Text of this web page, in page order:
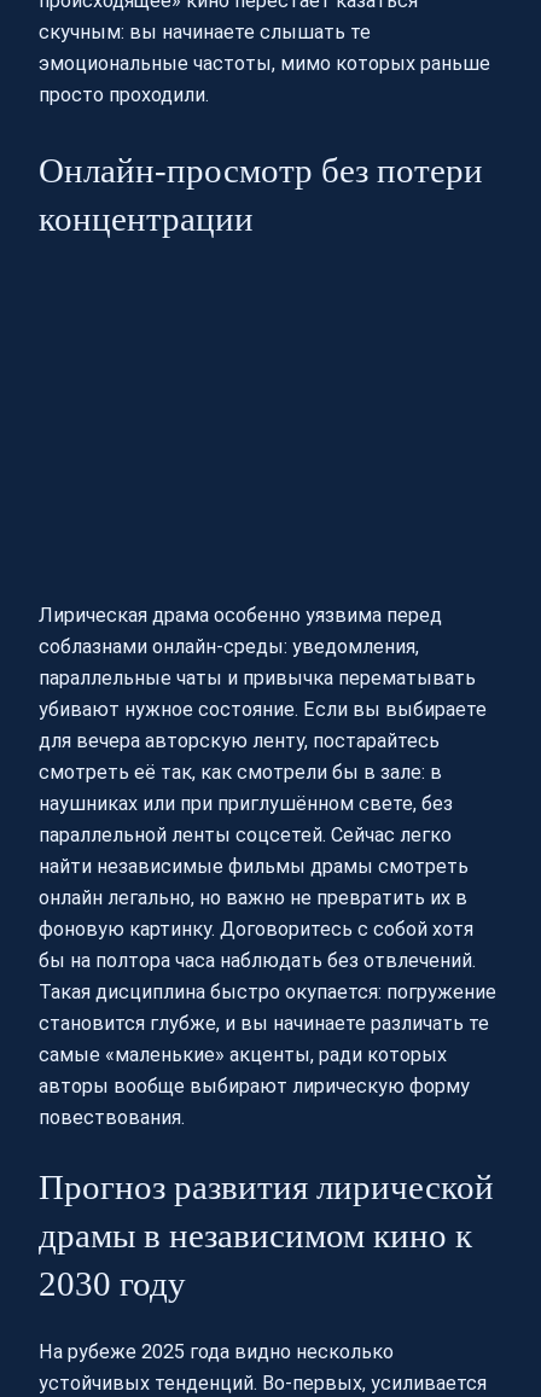
скучным: вы начинаете слышать те
эмоциональные частоты, мимо которых раньше
просто проходили.
Онлайн-просмотр без потери
концентрации
Лирическая драма особенно уязвима перед
соблазнами онлайн-среды: уведомления,
параллельные чаты и привычка перематывать
убивают нужное состояние. Если вы выбираете
для вечера авторскую ленту, постарайтесь
смотреть её так, как смотрели бы в зале: в
наушниках или при приглушённом свете, без
параллельной ленты соцсетей. Сейчас легко
найти независимые фильмы драмы смотреть
онлайн легально, но важно не превратить их в
фоновую картинку. Договоритесь с собой хотя
бы на полтора часа наблюдать без отвлечений.
Такая дисциплина быстро окупается: погружение
становится глубже, и вы начинаете различать те
самые «маленькие» акценты, ради которых
авторы вообще выбирают лирическую форму
повествования.
Прогноз развития лирической
драмы в независимом кино к
2030 году
На рубеже 2025 года видно несколько
устойчивых тенденций. Во-первых, усиливается